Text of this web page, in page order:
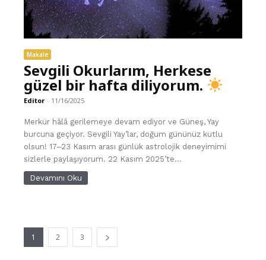
Makale
Sevgili Okurlarım, Herkese
güzel bir hafta diliyorum.
Editor - 11/16/2025
Merkür hâlâ gerilemeye devam ediyor ve Güneş, Yay
burcuna geçiyor. Sevgili Yay’lar, doğum gününüz kutlu
olsun! 17–23 Kasım arası günlük astrolojik deneyimimi
sizlerle paylaşıyorum. 22 Kasım 2025’te...
Devamını Oku
1 2 3